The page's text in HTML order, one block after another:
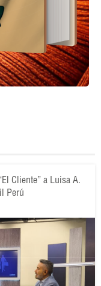
Cliente” a Luisa A.
Perú